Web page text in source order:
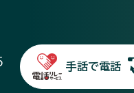
手話で電話